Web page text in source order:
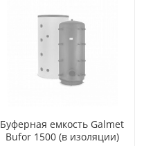
Буферная емкость Galmet
Bufor 1500 (в изоляции)